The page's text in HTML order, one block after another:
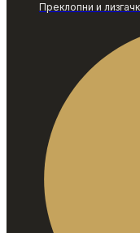
Преклопни и